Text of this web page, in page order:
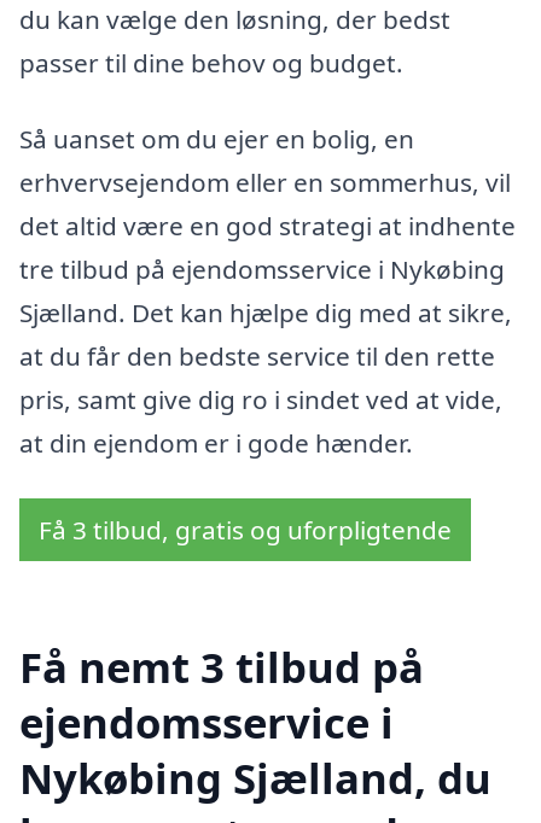
du kan vælge den løsning, der bedst
passer til dine behov og budget.
Så uanset om du ejer en bolig, en
erhvervsejendom eller en sommerhus, vil
det altid være en god strategi at indhente
tre tilbud på ejendomsservice i Nykøbing
Sjælland. Det kan hjælpe dig med at sikre,
at du får den bedste service til den rette
pris, samt give dig ro i sindet ved at vide,
at din ejendom er i gode hænder.
Få 3 tilbud, gratis og uforpligtende
Få nemt 3 tilbud på
ejendomsservice i
Nykøbing Sjælland, du